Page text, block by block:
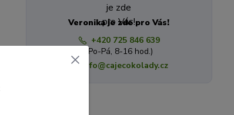
Veronika je zde pro Vás!
+420 725 846 639
(Po-Pá, 8-16 hod.)
info@cajecokolady.cz